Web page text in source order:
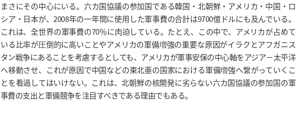
まさにその中心にいる。六カ国協議の参加国である韓国・北朝鮮・アメリカ・中国・ロ
シア・日本が、2008年の一年間に使用した軍事費の合計は9700億ドルにも及んでいる。
これは、全世界の軍事費の70％に肉迫している。たとえ、この中で、アメリカが占めて
いる比率が圧倒的に高いことやアメリカの軍備増強の重要な原因がイラクとアフガニス
タン戦争にあることを考慮するとしても、アメリカが軍事安保の中心軸をアジア－太平洋
へ移動させ、これが原因で中国などの東北亜の国家における軍備増強へ繋がっていくこ
とを看過してはいけない。これは、北朝鮮の核開発に劣らない六カ国協議の参加国の軍
事費の支出と軍備競争を注目すべきである理由でもある。